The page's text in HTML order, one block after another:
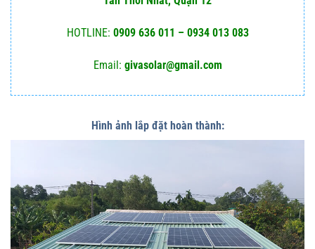
HOTLINE: 0909 636 011 – 0934 013 083
Email: givasolar@gmail.com
Hình ảnh lắp đặt hoàn thành: